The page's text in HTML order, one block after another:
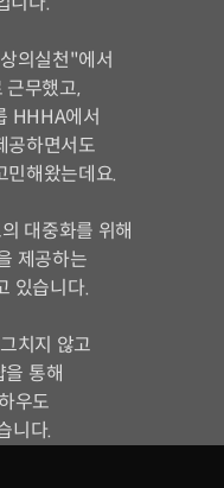
의실천"에서
근무했고,
HHHA에서
공하면서도
민해왔는데요.
대중화를 위해
제공하는
있습니다.
치지 않고
통해
우도
니다.